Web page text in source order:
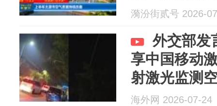
漪汾街贰号 2026-
外交部发
享中国移动
射激光监测
海外网 2026-07-24